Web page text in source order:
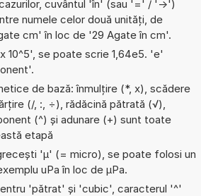
cuvântul 'în' (sau '=' / '->')
numele celor două unități, de
cm' în loc de '29 Agate în cm'.
10^5', se poate scrie 1,64e5. 'e'
de bază: înmulțire (*, x), scădere
(/, :, ÷), rădăcină pătrată (√),
(^) și adunare (+) sunt toate
etapă
'µ' (= micro), se poate folosi un
uPa în loc de µPa.
'pătrat' și 'cubic', caracterul '^'